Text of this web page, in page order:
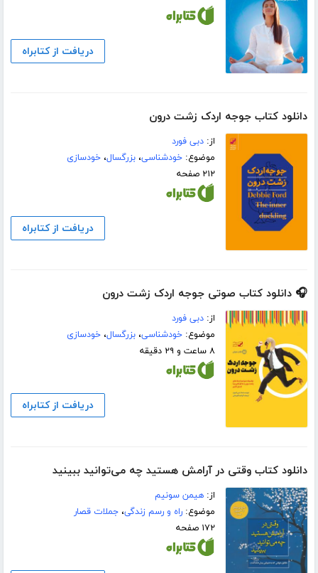
دریافت از کتابراه
دانلود کتاب جوجه اردک زشت درون
از:دبی فورد
موضوع:خودشناسی،بزرگسال،خودسازی
۲۱۲ صفحه
دریافت از کتابراه
🎧 دانلود کتاب صوتی جوجه اردک زشت درون
از:دبی فورد
موضوع:خودشناسی،بزرگسال،خودسازی
۸ ساعت و ۲۹ دقیقه
دریافت از کتابراه
دانلود کتاب وقتی در آرامش هستید چه می‌توانید ببینید
از:هیمن سونیم
موضوع:راه و رسم زندگی،جملات قصار
۱۷۲ صفحه